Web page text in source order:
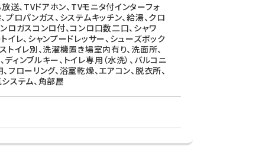
送、TVドアホン、TVモニタ付インターフォ
プロパンガス、システムキッチン、給湯、クロ
ロガスコンロ付、コンロ口数二口、シャワ
イレ、シャンプードレッサー、シューズボック
トイレ別、洗濯機置き場室内有り、洗面所、
ィンブルキー、トイレ専用（水洗）、バルコニ
フローリング、浴室乾燥、エアコン、脱衣所、
ステム、角部屋